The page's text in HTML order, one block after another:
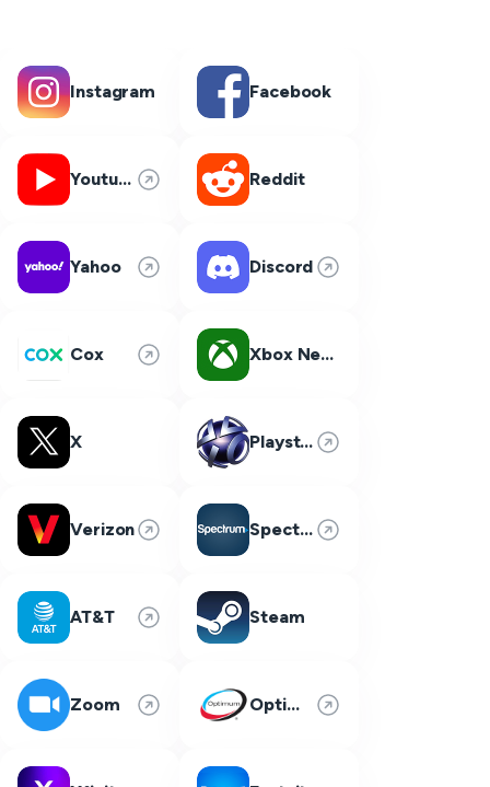
Instagram Facebook
Youtube Reddit
Yahoo Discord
Cox Xbox Network
X Playstation Network
Verizon Spectrum
AT&T Steam
Zoom Optimum